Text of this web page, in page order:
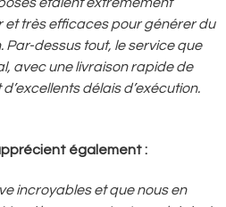
étaient extrêmement
et très efficaces pour générer du
Par-dessus tout, le service que
avec une livraison rapide de
délais d’exécution.
également :
incroyables et que nous en